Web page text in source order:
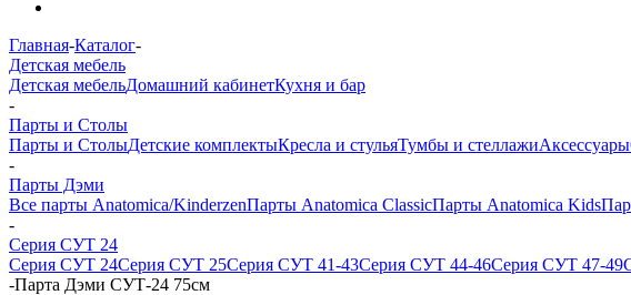
Главная-Каталог-
Детская мебель
Детская мебельДомашний кабинетКухня и бар
-
Парты и Столы
Парты и СтолыДетские комплектыКресла и стульяТумбы и стеллажиАксессуары
-
Парты Дэми
Все парты Anatomica/KinderzenПарты Anatomica ClassicПарты Anatomica Kids
-
Серия СУТ 24
Серия СУТ 24Серия СУТ 25Серия СУТ 41-43Серия СУТ 44-46Серия СУТ 47-49
-Парта Дэми СУТ-24 75см